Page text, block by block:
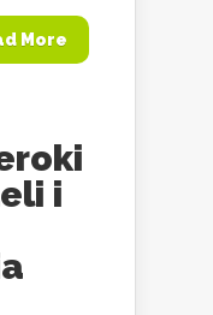
More
i